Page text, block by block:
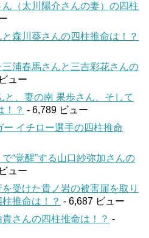
（太川陽介さんの妻）の四柱
森川葵さんの四柱推命は！？
浦春馬さんと三吉彩花さんの
ュー
と、妻の南 果歩さん、そして
！？ - 6,789 ビュー
イチロー選手の四柱推命
“覚醒”する山口紗弥加さんの
ュー
受けた貴ノ岩の被害届を取り
推命は！？ - 6,687 ビュー
さんの四柱推命は！？ -